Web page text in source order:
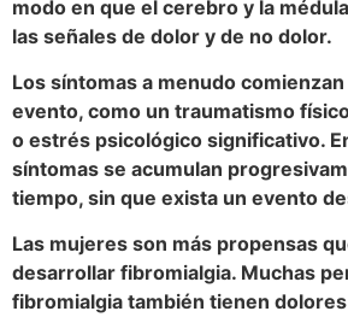
modo en que el cerebro y la
las señales de dolor y de no dolor.
Los síntomas a menudo
evento, como un traumatismo
o estrés psicológico significativo.
síntomas se acumulan
tiempo, sin que exista un evento
Las mujeres son más propensas
desarrollar fibromialgia. Muchas
fibromialgia también tienen